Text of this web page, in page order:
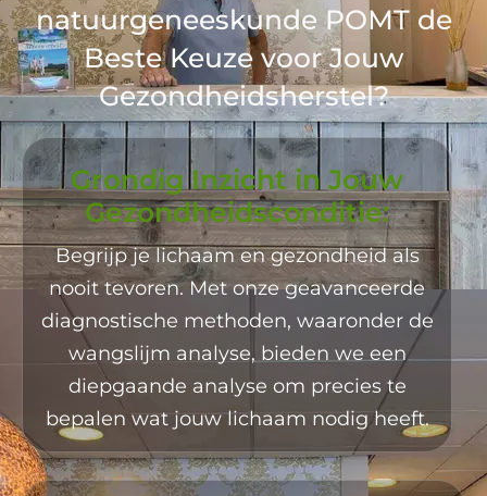
natuurgeneeskunde POMT de
Beste Keuze voor Jouw
Gezondheidsherstel?
Grondig Inzicht in Jouw
Gezondheidsconditie:
Begrijp je lichaam en gezondheid als
nooit tevoren. Met onze geavanceerde
diagnostische methoden, waaronder de
wangslijm analyse, bieden we een
diepgaande analyse om precies te
bepalen wat jouw lichaam nodig heeft.